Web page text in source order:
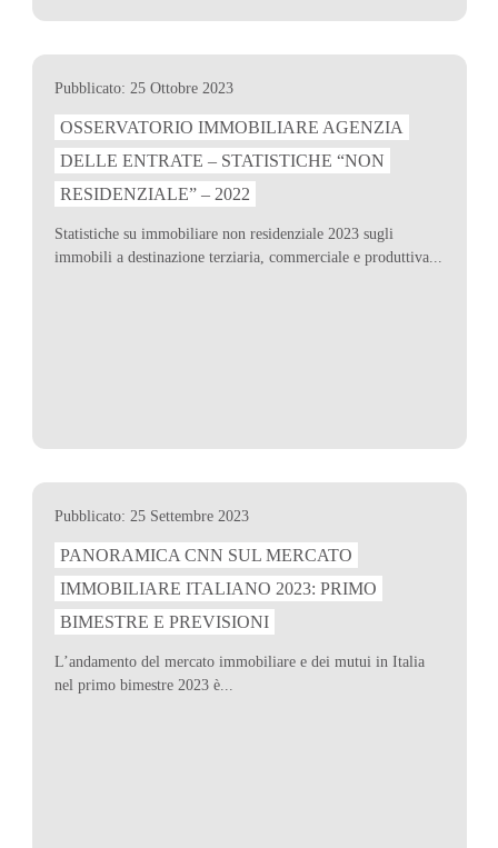
Pubblicato: 25 Ottobre 2023
OSSERVATORIO IMMOBILIARE AGENZIA
DELLE ENTRATE – STATISTICHE “NON
RESIDENZIALE” – 2022
Statistiche su immobiliare non residenziale 2023 sugli
immobili a destinazione terziaria, commerciale e produttiva...
Pubblicato: 25 Settembre 2023
PANORAMICA CNN SUL MERCATO
IMMOBILIARE ITALIANO 2023: PRIMO
BIMESTRE E PREVISIONI
L’andamento del mercato immobiliare e dei mutui in Italia
nel primo bimestre 2023 è...